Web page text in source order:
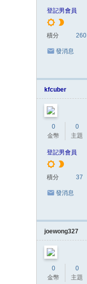
登記男會員
積分 260
發消息
kfcuber
0
金幣
0
主題
登記男會員
積分 37
發消息
joewong327
0
金幣
0
主題